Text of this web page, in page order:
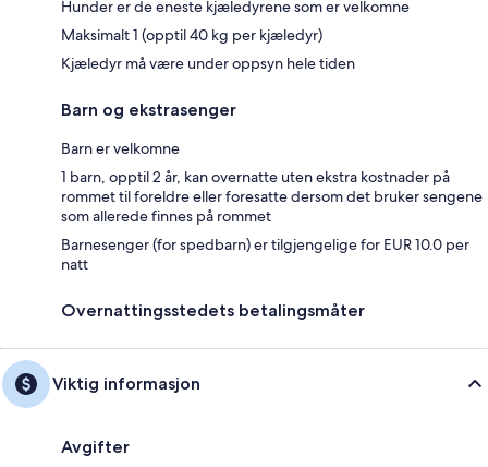
Hunder er de eneste kjæledyrene som er velkomne
Maksimalt 1 (opptil 40 kg per kjæledyr)
Kjæledyr må være under oppsyn hele tiden
Barn og ekstrasenger
Barn er velkomne
1 barn, opptil 2 år, kan overnatte uten ekstra kostnader på
rommet til foreldre eller foresatte dersom det bruker sengene
som allerede finnes på rommet
Barnesenger (for spedbarn) er tilgjengelige for EUR 10.0 per
natt
Overnattingsstedets betalingsmåter
Viktig informasjon
Avgifter